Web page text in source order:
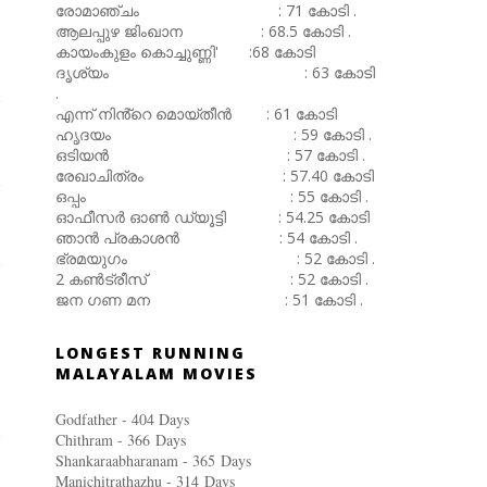
രോമാഞ്ചം : 71 കോടി .
ആലപ്പുഴ ജിംഖാന : 68.5 കോടി .
കായംകുളം കൊച്ചുണ്ണി' :68 കോടി
ദൃശ്യം : 63 കോടി
.
എന്ന് നിൻ്റെ മൊയ്തീൻ : 61 കോടി
ഹൃദയം : 59 കോടി .
ഒടിയൻ : 57 കോടി .
രേഖാചിത്രം : 57.40 കോടി
ഒപ്പം : 55 കോടി .
ഓഫീസർ ഓൺ ഡ്യൂട്ടി : 54.25 കോടി
ഞാൻ പ്രകാശൻ : 54 കോടി .
ഭ്രമയുഗം : 52 കോടി .
2 കൺട്രീസ് : 52 കോടി .
ജന ഗണ മന : 51 കോടി .
LONGEST RUNNING
MALAYALAM MOVIES
Godfather - 404 Days
Chithram - 366 Days
Shankaraabharanam - 365 Days
Manichitrathazhu - 314 Days